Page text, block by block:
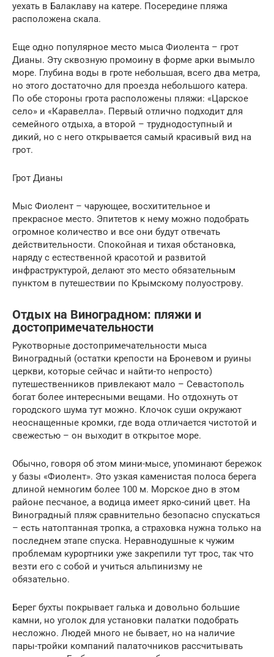
уехать в Балаклаву на катере. Посередине пляжа
расположена скала.
Еще одно популярное место мыса Фиолента – грот
Дианы. Эту сквозную промоину в форме арки вымыло
море. Глубина воды в гроте небольшая, всего два метра,
но этого достаточно для проезда небольшого катера.
По обе стороны грота расположены пляжи: «Царское
село» и «Каравелла». Первый отлично подходит для
семейного отдыха, а второй – труднодоступный и
дикий, но с него открывается самый красивый вид на
грот.
Грот Дианы
Мыс Фиолент – чарующее, восхитительное и
прекрасное место. Эпитетов к нему можно подобрать
огромное количество и все они будут отвечать
действительности. Спокойная и тихая обстановка,
наряду с естественной красотой и развитой
инфраструктурой, делают это место обязательным
пунктом в путешествии по Крымскому полуострову.
Отдых на Виноградном: пляжи и
достопримечательности
Рукотворные достопримечательности мыса
Виноградный (остатки крепости на Броневом и руины
церкви, которые сейчас и найти-то непросто)
путешественников привлекают мало – Севастополь
богат более интересными вещами. Но отдохнуть от
городского шума тут можно. Клочок суши окружают
неоснащенные кромки, где вода отличается чистотой и
свежестью – он выходит в открытое море.
Обычно, говоря об этом мини-мысе, упоминают бережок
у базы «Фиолент». Это узкая каменистая полоса берега
длиной немногим более 100 м. Морское дно в этом
районе песчаное, а водица имеет ярко-синий цвет. На
Виноградный пляж сравнительно безопасно спускаться
– есть натоптанная тропка, а страховка нужна только на
последнем этапе спуска. Неравнодушные к чужим
проблемам курортники уже закрепили тут трос, так что
везти его с собой и учиться альпинизму не
обязательно.
Берег бухты покрывает галька и довольно большие
камни, но уголок для установки палатки подобрать
несложно. Людей много не бывает, но на наличие
пары-тройки компаний палаточников рассчитывать